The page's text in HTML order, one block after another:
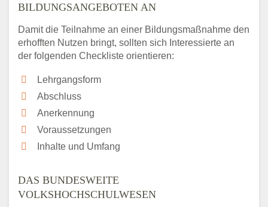
BILDUNGSANGEBOTEN AN
Damit die Teilnahme an einer Bildungsmaßnahme den
erhofften Nutzen bringt, sollten sich Interessierte an
der folgenden Checkliste orientieren:
Lehrgangsform
Abschluss
Anerkennung
Voraussetzungen
Inhalte und Umfang
DAS BUNDESWEITE
VOLKSHOCHSCHULWESEN